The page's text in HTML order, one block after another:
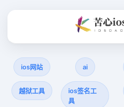
ios网站 ai
越狱工具
ios签名工
具